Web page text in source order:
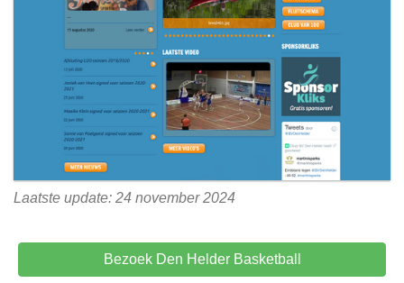
Laatste update: 24 november 2024
Bezoek Den Helder Basketball